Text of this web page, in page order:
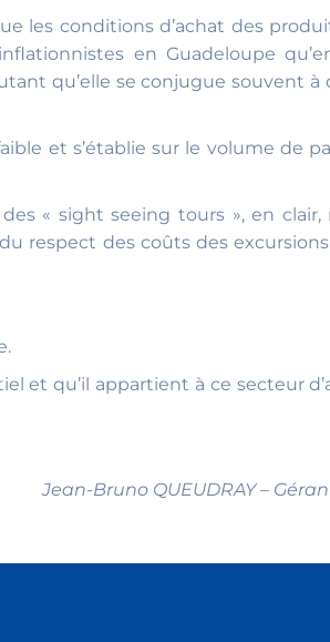
les conditions d’achat des
en Guadeloupe
qu’elle se conjugue souvent à
et s’établie sur le volume de
« sight seeing tours », en
respect des coûts des
et qu’il appartient à ce secteur
Jean-Bruno QUEUDRAY –